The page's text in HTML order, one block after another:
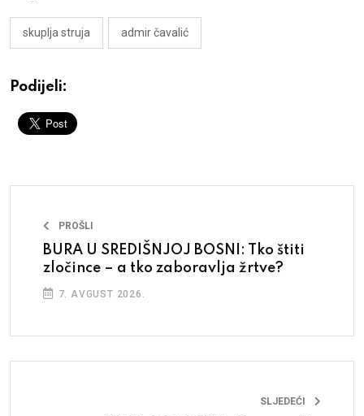
skuplja struja admir čavalić
Podijeli:
PROŠLI
BURA U SREDIŠNJOJ BOSNI: Tko štiti
zločince – a tko zaboravlja žrtve?
7. AVGUST 2026.
SLJEDEĆI